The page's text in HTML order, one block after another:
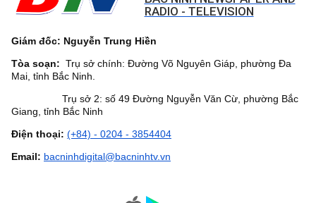
RADIO - TELEVISION
Giám đốc: Nguyễn Trung Hiền
Tòa soạn: Trụ sở chính: Đường Võ Nguyên Giáp, phường Đa
Mai, tỉnh Bắc Ninh.
Trụ sở 2: số 49 Đường Nguyễn Văn Cừ, phường Bắc
Giang, tỉnh Bắc Ninh
Điện thoại: (+84) - 0204 - 3854404
Email: bacninhdigital@bacninhtv.vn